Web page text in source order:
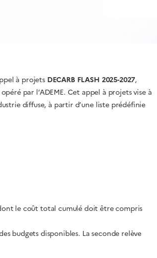
à projets DECARB FLASH 2025-2027,
par l’ADEME. Cet appel à projets vise à
diffuse, à partir d’une liste prédéfinie
le coût total cumulé doit être compris
budgets disponibles. La seconde relève